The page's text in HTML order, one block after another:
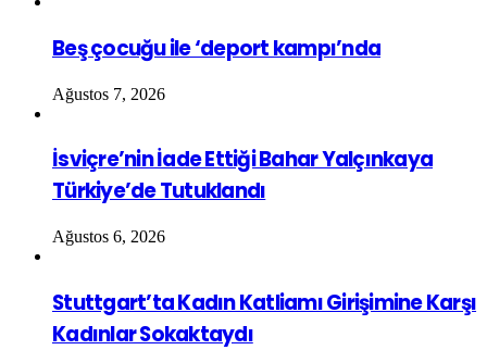
Beş çocuğu ile ‘deport kampı’nda
Ağustos 7, 2026
İsviçre’nin İade Ettiği Bahar Yalçınkaya
Türkiye’de Tutuklandı
Ağustos 6, 2026
Stuttgart’ta Kadın Katliamı Girişimine Karşı
Kadınlar Sokaktaydı